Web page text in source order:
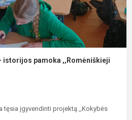
istorijos pamoka ,,Romėniškieji
tęsia įgyvendinti projektą ,,Kokybės